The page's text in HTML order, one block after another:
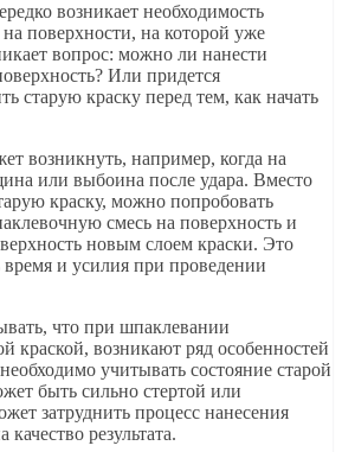
возникает необходимость
поверхности, на которой уже
вопрос: можно ли нанести
Или придется
старую краску перед тем, как начать
возникнуть, например, когда на
или выбоина после удара. Вместо
краску, можно попробовать
смесь на поверхность и
новым слоем краски. Это
время и усилия при проведении
что при шпаклевании
краской, возникают ряд особенностей
учитывать состояние старой
быть сильно стертой или
затруднить процесс нанесения
результата.